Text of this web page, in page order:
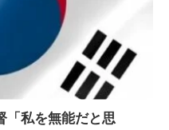
「私を無能だと思